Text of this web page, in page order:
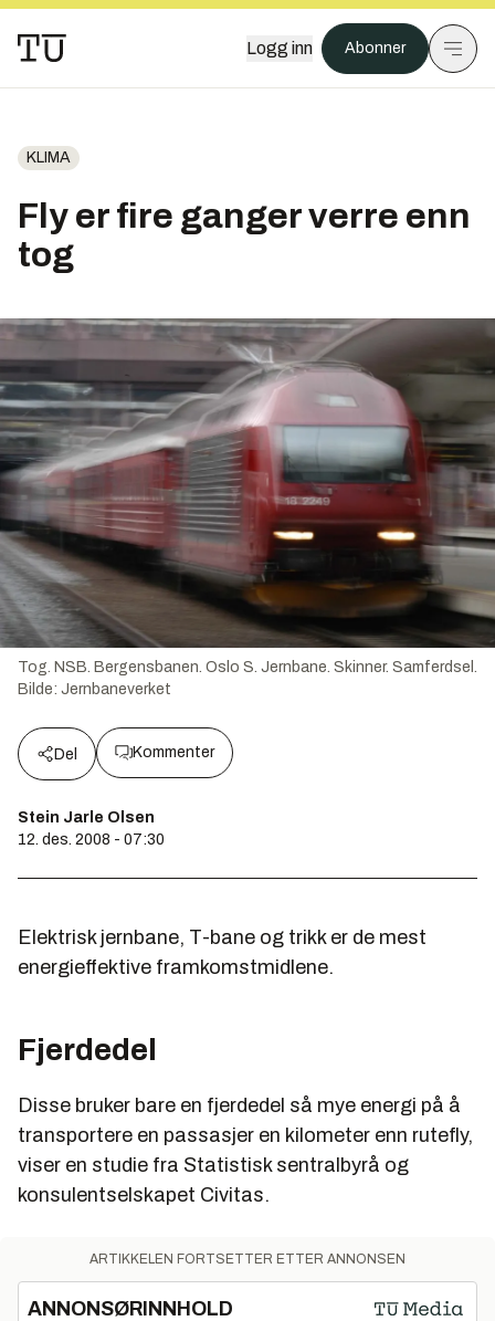
Logg inn Abonner
KLIMA
Fly er fire ganger verre enn
tog
Tog. NSB. Bergensbanen. Oslo S. Jernbane. Skinner. Samferdsel.
Bilde: Jernbaneverket
Del Kommenter
Stein Jarle Olsen
12. des. 2008 - 07:30
Elektrisk jernbane, T-bane og trikk er de mest
energieffektive framkomstmidlene.
Fjerdedel
Disse bruker bare en fjerdedel så mye energi på å
transportere en passasjer en kilometer enn rutefly,
viser en studie fra Statistisk sentralbyrå og
konsulentselskapet Civitas.
ARTIKKELEN FORTSETTER ETTER ANNONSEN
ANNONSØRINNHOLD